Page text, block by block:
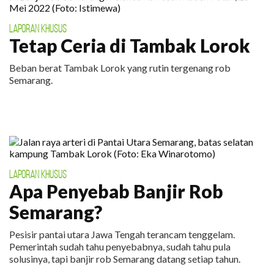
LAPORAN KHUSUS
Tetap Ceria di Tambak Lorok
Beban berat Tambak Lorok yang rutin tergenang rob
Semarang.
LAPORAN KHUSUS
Apa Penyebab Banjir Rob
Semarang?
Pesisir pantai utara Jawa Tengah terancam tenggelam.
Pemerintah sudah tahu penyebabnya, sudah tahu pula
solusinya, tapi banjir rob Semarang datang setiap tahun.